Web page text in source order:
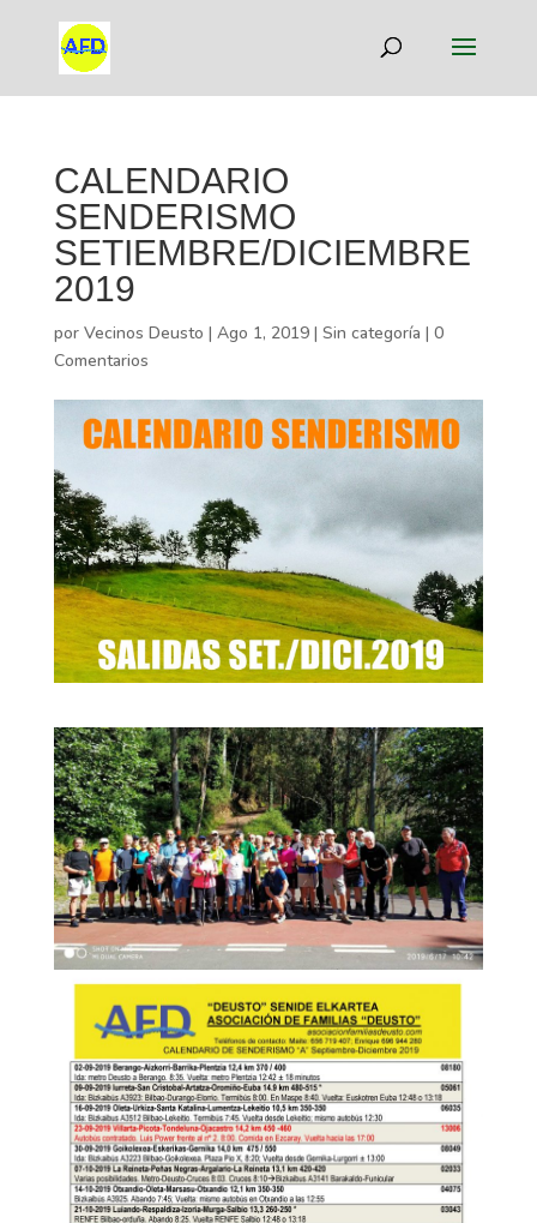
CALENDARIO
SENDERISMO
SETIEMBRE/DICIEMBRE
2019
por Vecinos Deusto | Ago 1, 2019| Sin categoría | 0
Comentarios